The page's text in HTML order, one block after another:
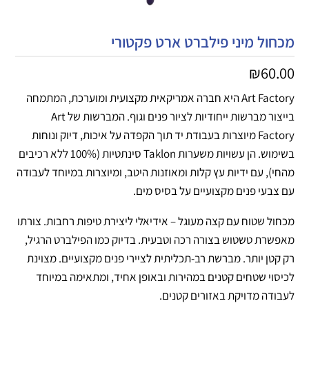
מכחול מיני פילברט ארט פקטורי
₪60.00
Art Factory היא חברה אמריקאית מקצועית ומוערכת, המתמחה
בייצור מברשות ייחודיות לציור פנים וגוף. המברשות של Art
Factory מיוצרות בעבודת יד תוך הקפדה על איכות, דיוק ונוחות
בשימוש. הן עשויות משערות Taklon סינתטיות (100% ללא רכיבים
מהחי), עם ידיות עץ קלות ומאוזנות היטב, ומיוצרות במיוחד לעבודה
עם צבעי פנים מקצועיים על בסיס מים.
מכחול שטוח עם קצה מעוגל – אידיאלי ליצירת טיפות רחבות. צורתו
מאפשרת טשטוש בצורה רכה וטבעית. בדיוק כמו הפילברט הרגיל,
רק קטן יותר. מברשת רב-תכליתית לציירי פנים מקצועיים. מצוינת
לכיסוי שטחים קטנים במהירות ובאופן אחיד, ומתאימה במיוחד
לעבודה מדויקת באזורים קטנים.